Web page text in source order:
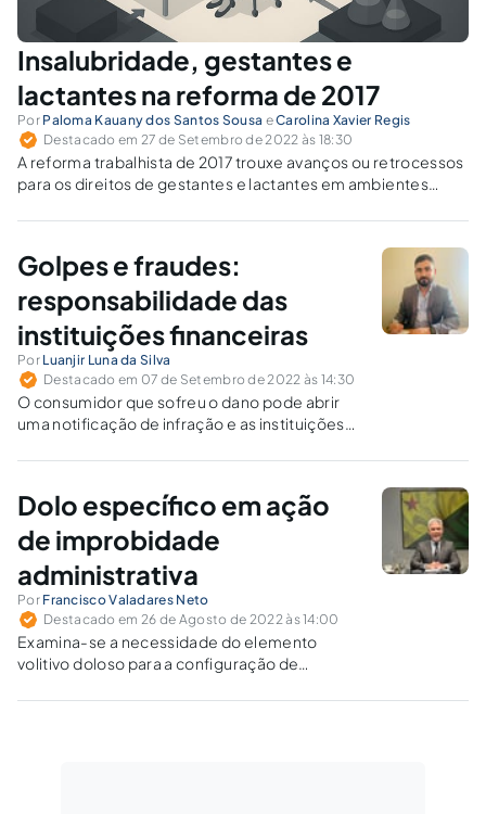
Insalubridade, gestantes e
lactantes na reforma de 2017
Por Paloma Kauany dos Santos Sousa eCarolina Xavier Regis
Destacado em 27 de Setembro de 2022 às 18:30
A reforma trabalhista de 2017 trouxe avanços ou retrocessos
para os direitos de gestantes e lactantes em ambientes
Golpes e fraudes:
responsabilidade das
instituições financeiras
Por Luanjir Luna da Silva
Destacado em 07 de Setembro de 2022 às 14:30
O consumidor que sofreu o dano pode abrir
uma notificação de infração e as instituições
prazo para analisar o caso.
Dolo específico em ação
de improbidade
administrativa
Por Francisco Valadares Neto
Destacado em 26 de Agosto de 2022 às 14:00
Examina-se a necessidade do elemento
volitivo doloso para a configuração de